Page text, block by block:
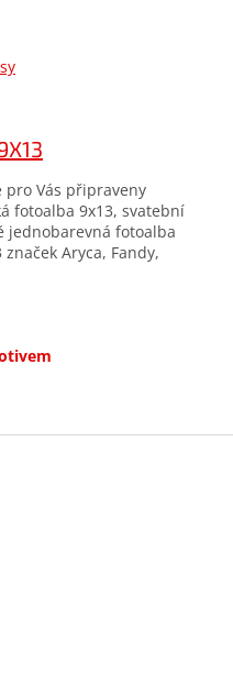
pro Vás připraveny
fotoalba 9x13, svatební
jednobarevná fotoalba
Aryca, Fandy,